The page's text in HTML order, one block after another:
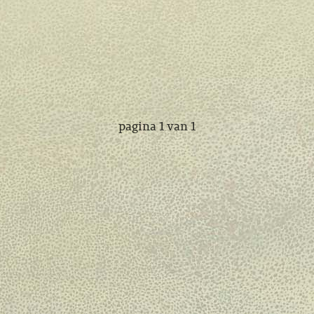
pagina 1 van 1